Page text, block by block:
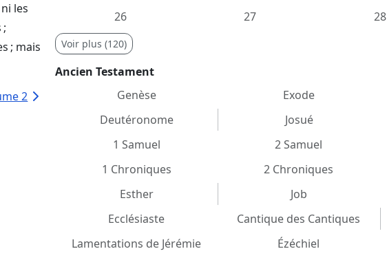
les
; mais
2
26
27 28
Voir plus (120)
Ancien Testament
Genèse
Exode
Deutéronome
Josué
1 Samuel
2 Samuel
1 Chroniques
2 Chroniques
Esther
Job
Ecclésiaste
Cantique des Cantiques
Lamentations de Jérémie
Ézéchiel